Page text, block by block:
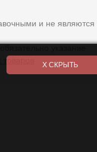
и не являются